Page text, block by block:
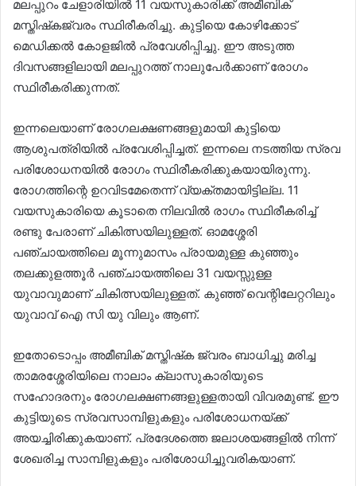
മലപ്പുറം ചേളാരിയില്‍ 11 വയസുകാരിക്ക് അമീബിക്
മസ്തിഷ്‌കജ്വരം സ്ഥിരീകരിച്ചു. കുട്ടിയെ കോഴിക്കോട്
മെഡിക്കല്‍ കോളജില്‍ പ്രവേശിപ്പിച്ചു. ഈ അടുത്ത
ദിവസങ്ങളിലായി മലപ്പുറത്ത് നാലുപേര്‍ക്കാണ് രോഗം
സ്ഥിരീകരിക്കുന്നത്.
ഇന്നലെയാണ് രോഗലക്ഷണങ്ങളുമായി കുട്ടിയെ
ആശുപത്രിയില്‍ പ്രവേശിപ്പിച്ചത്. ഇന്നലെ നടത്തിയ സ്രവ
പരിശോധനയില്‍ രോഗം സ്ഥിരീകരിക്കുകയായിരുന്നു.
രോഗത്തിന്റെ ഉറവിടമേതെന്ന് വ്യക്തമായിട്ടില്ല. 11
വയസുകാരിയെ കൂടാതെ നിലവില്‍ രാഗം സ്ഥിരീകരിച്ച്
രണ്ടു പേരാണ് ചികിത്സയിലുള്ളത്. ഓമശ്ശേരി
പഞ്ചായത്തിലെ മൂന്നുമാസം പ്രായമുള്ള കുഞ്ഞും
തലക്കുളത്തൂര്‍ പഞ്ചായത്തിലെ 31 വയസ്സുള്ള
യുവാവുമാണ് ചികിത്സയിലുള്ളത്. കുഞ്ഞ് വെന്റിലേറ്ററിലും
യുവാവ് ഐ സി യു വിലും ആണ്.
ഇതോടൊപ്പം അമീബിക് മസ്തിഷ്‌ക ജ്വരം ബാധിച്ചു മരിച്ച
താമരശ്ശേരിയിലെ നാലാം ക്ലാസുകാരിയുടെ
സഹോദരനും രോഗലക്ഷണങ്ങളുള്ളതായി വിവരമുണ്ട്. ഈ
കുട്ടിയുടെ സ്രവസാമ്പിളുകളും പരിശോധനയ്ക്ക്
അയച്ചിരിക്കുകയാണ്. പ്രദേശത്തെ ജലാശയങ്ങളില്‍ നിന്ന്
ശേഖരിച്ച സാമ്പിളുകളും പരിശോധിച്ചുവരികയാണ്.